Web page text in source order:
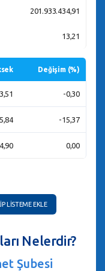
201.933.434,91
13,21
Değişim (%)
-0,30
-15,37
0,00
LİSTEME EKLE
Nelerdir?
Şubesi